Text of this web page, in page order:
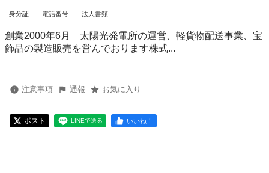
身分証 電話番号 法人書類
創業2000年6月 太陽光発電所の運営、軽貨物配送事業、宝
飾品の製造販売を営んでおります株式...
注意事項 通報 お気に入り
ポスト LINEで送る いいね！